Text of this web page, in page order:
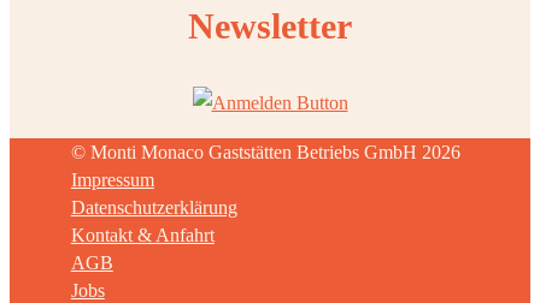
Newsletter
© Monti Monaco Gaststätten Betriebs GmbH 2026
Impressum
Datenschutzerklärung
Kontakt & Anfahrt
AGB
Jobs